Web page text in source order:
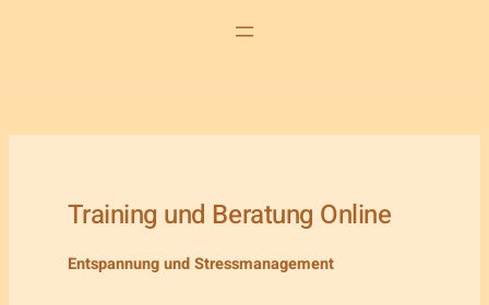
Training und Beratung Online
Entspannung und Stressmanagement